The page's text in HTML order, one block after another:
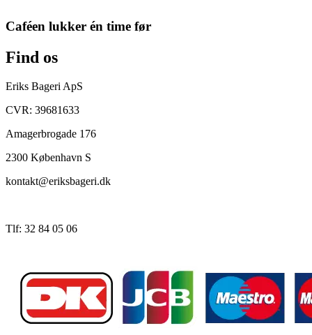
Caféen lukker én time før
Find os
Eriks Bageri ApS
CVR: 39681633
Amagerbrogade 176
2300 København S
kontakt@eriksbageri.dk
Tlf: 32 84 05 06